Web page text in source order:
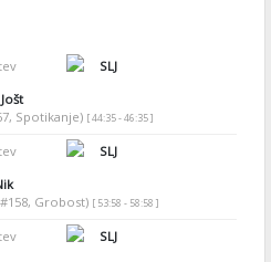
SLJ
Spotikanje) [ 44:35 - 46:35 ]
SLJ
#158, Grobost) [ 53:58 - 58:58 ]
SLJ